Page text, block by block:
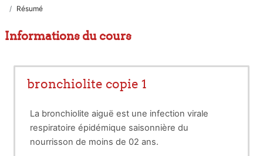
Résumé
Informations du cours
bronchiolite copie 1
La bronchiolite aiguë est une infection virale
respiratoire épidémique saisonnière du
nourrisson de moins de 02 ans.